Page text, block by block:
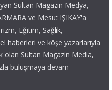
Sultan Magazin Medya,
ve Mesut IŞIKAY'a
Eğitim, Sağlık,
haberleri ve köşe yazarlarıyla
olan Sultan Magazin Media,
buluşmaya devam